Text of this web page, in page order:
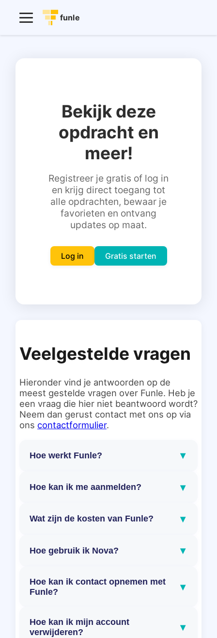
funle
Inloggen
Gratis starten
Bekijk deze
opdracht en
meer!
Registreer je gratis of log in
en krijg direct toegang tot
alle opdrachten, bewaar je
favorieten en ontvang
updates op maat.
Log in Gratis starten
Veelgestelde vragen
Hieronder vind je antwoorden op de
meest gestelde vragen over Funle. Heb je
een vraag die hier niet beantwoord wordt?
Neem dan gerust contact met ons op via
ons contactformulier.
Hoe werkt Funle? ▾
Hoe kan ik me aanmelden? ▾
Wat zijn de kosten van Funle? ▾
Hoe gebruik ik Nova? ▾
Hoe kan ik contact opnemen met
Funle?
▾
Hoe kan ik mijn account
verwijderen?
▾